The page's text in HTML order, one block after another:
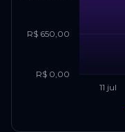
11 jul
R$ 0,00
R$ 650,00